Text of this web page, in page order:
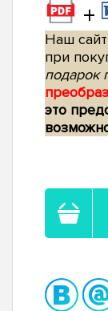
+
Наш
при
подарок
это